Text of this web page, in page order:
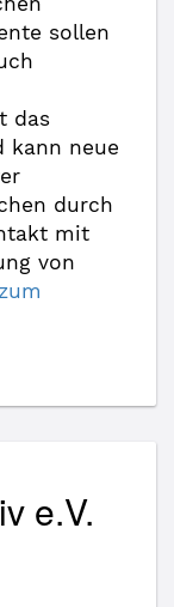
sollen
das
kann neue
durch
mit
von
e.V.